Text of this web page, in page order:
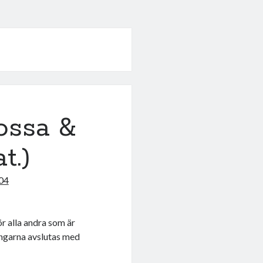
&
alla andra som är
avslutas med